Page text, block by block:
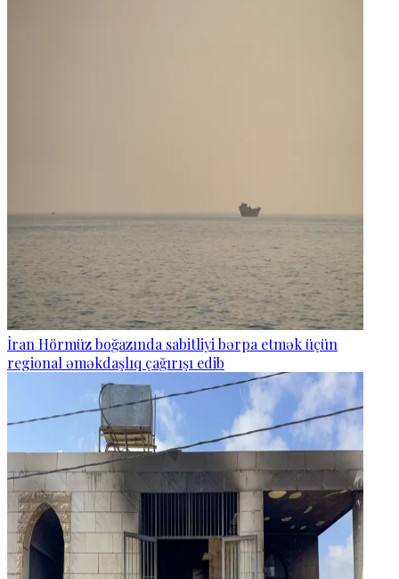
İran Hörmüz boğazında sabitliyi bərpa etmək üçün
regional əməkdaşlıq çağırışı edib